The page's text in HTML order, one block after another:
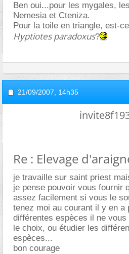
Ben oui...pour les mygales,
Nemesia et Cteniza.
Pour la toile en triangle, est-
Hyptiotes paradoxus?
21/09/2007, 14h35
Re : Elevage
je travaille sur saint priest
je pense pouvoir vous fournir
assez facilement si vous le
tenez moi au courant il y en a
différentes espèces il ne
le choix, ou étudier les
espèces...
bon courage